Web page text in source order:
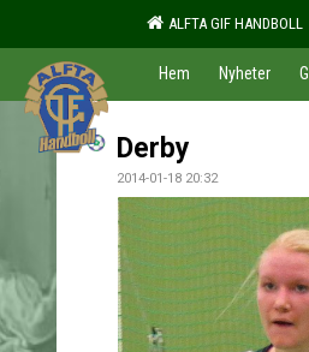
ALFTA GIF HANDBOLL
Hem Nyheter
Derby
2014-01-18 20:32